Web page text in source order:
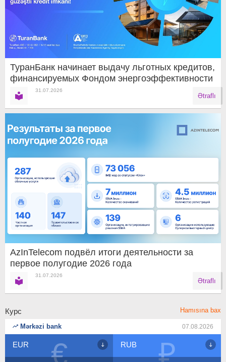
ТуранБанк начинает выдачу льготных кредитов,
финансируемых Фондом энергоэффективности
31.07.2026
Ətraflı
AzInTelecom подвёл итоги деятельности за
первое полугодие 2026 года
31.07.2026
Ətraflı
Курс Hamısına bax
Mərkəzi bank 07.08.2026
₽
RUB $
USD